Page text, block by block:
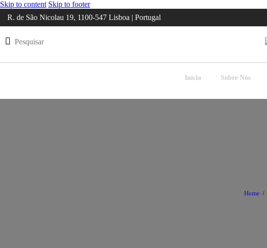
Skip to content Skip to footer
R. de São Nicolau 19, 1100-547 Lisboa | Portugal
Início Sobre Nós
Home